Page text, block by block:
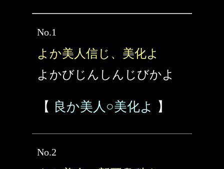
No.1
よか美人信じ、美化よ
よかびじんしんじびかよ
【 良か美人○美化よ 】
No.2